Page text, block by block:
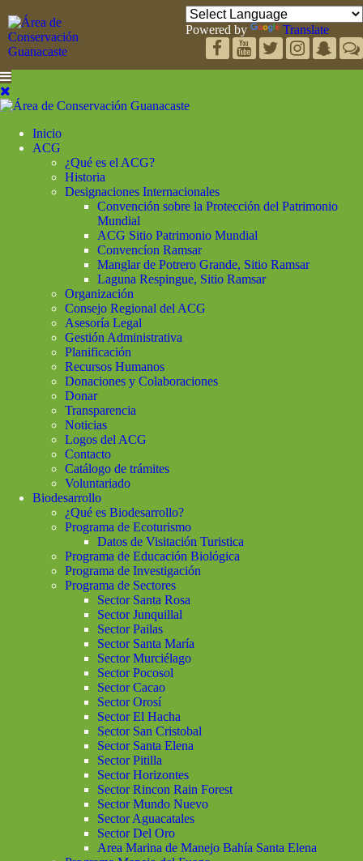
Powered by Translate
Inicio
ACG
¿Qué es el ACG?
Historia
Designaciones Internacionales
Convención sobre la Protección del Patrimonio
Mundial
ACG Sitio Patrimonio Mundial
Convencíon Ramsar
Manglar de Potrero Grande, Sitio Ramsar
Laguna Respingue, Sitio Ramsar
Organización
Consejo Regional del ACG
Asesoría Legal
Gestión Administrativa
Planificación
Recursos Humanos
Donaciones y Colaboraciones
Donar
Transparencia
Noticias
Logos del ACG
Contacto
Catálogo de trámites
Voluntariado
Biodesarrollo
¿Qué es Biodesarrollo?
Programa de Ecoturismo
Datos de Visitación Turistica
Programa de Educación Biológica
Programa de Investigación
Programa de Sectores
Sector Santa Rosa
Sector Junquillal
Sector Pailas
Sector Santa María
Sector Murciélago
Sector Pocosol
Sector Cacao
Sector Orosí
Sector El Hacha
Sector San Cristobal
Sector Santa Elena
Sector Pitilla
Sector Horizontes
Sector Rincon Rain Forest
Sector Mundo Nuevo
Sector Aguacatales
Sector Del Oro
Area Marina de Manejo Bahía Santa Elena